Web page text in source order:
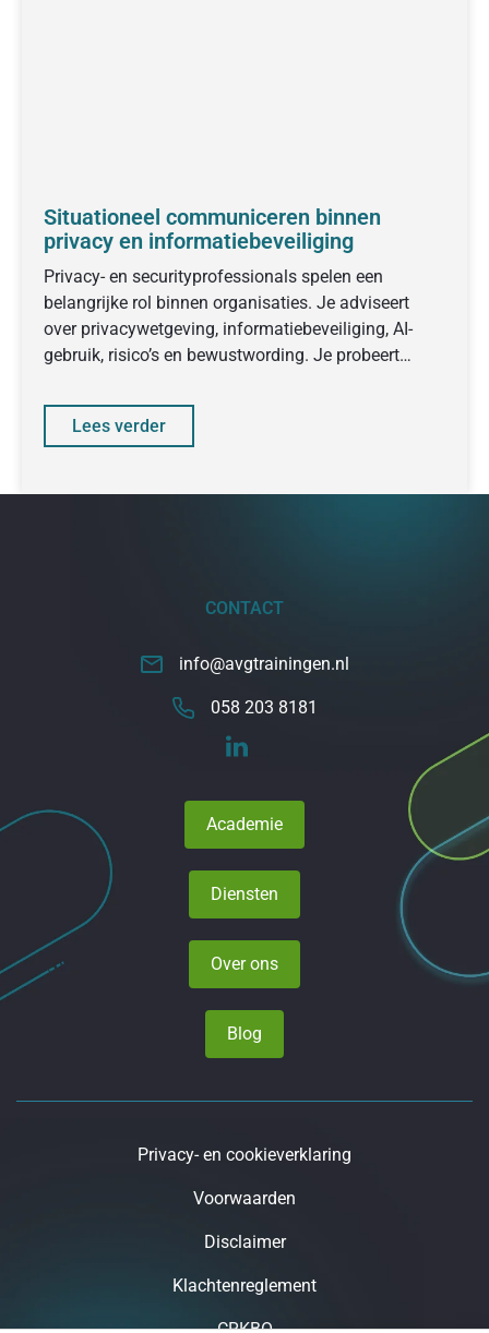
Situationeel communiceren binnen
privacy en informatiebeveiliging
Privacy- en securityprofessionals spelen een
belangrijke rol binnen organisaties. Je adviseert
over privacywetgeving, informatiebeveiliging, AI-
gebruik, risico’s en bewustwording. Je probeert
Lees verder
CONTACT
058 203 8181
info@avgtrainingen.nl
Academie
Diensten
Over ons
Blog
Privacy- en cookieverklaring
Voorwaarden
Disclaimer
Klachtenreglement